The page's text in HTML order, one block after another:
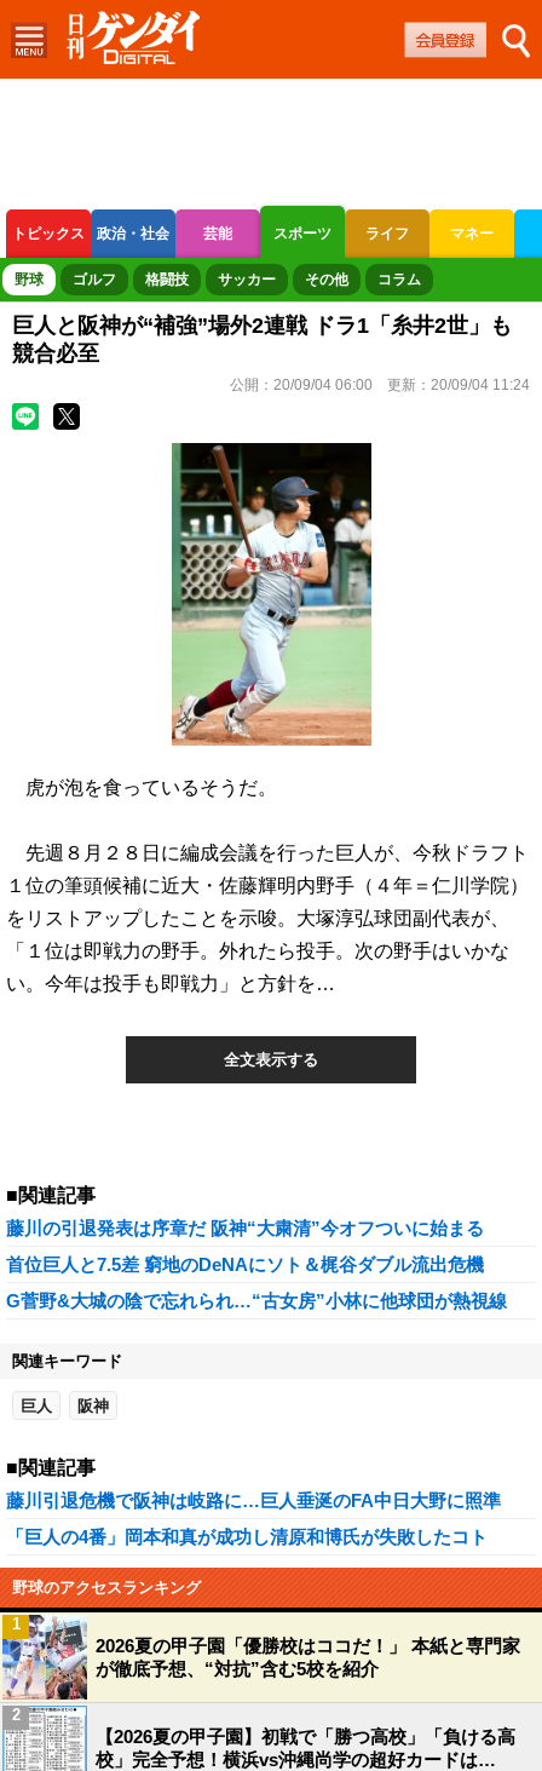
トピックス 政治・社会 芸能 スポーツ ライフ マネー
ボートレース 競輪 オートレース
野球 ゴルフ 格闘技 サッカー その他 コラム
巨人と阪神が“補強”場外2連戦 ドラ1「糸井2世」も
競合必至
公開： 20/09/04 06:00 更新： 20/09/04 11:24
虎が泡を食っているそうだ。
先週８月２８日に編成会議を行った巨人が、今秋ドラフト
１位の筆頭候補に近大・佐藤輝明内野手（４年＝仁川学院）
をリストアップしたことを示唆。大塚淳弘球団副代表が、
「１位は即戦力の野手。外れたら投手。次の野手はいかな
い。今年は投手も即戦力」と方針を…
全文表示する
■関連記事
藤川の引退発表は序章だ 阪神“大粛清”今オフついに始まる
首位巨人と7.5差 窮地のDeNAにソト＆梶谷ダブル流出危機
G菅野&大城の陰で忘れられ…“古女房”小林に他球団が熱視線
関連キーワード
巨人 阪神
■関連記事
藤川引退危機で阪神は岐路に…巨人垂涎のFA中日大野に照準
「巨人の4番」岡本和真が成功し清原和博氏が失敗したコト
野球のアクセスランキング
2026夏の甲子園「優勝校はココだ！」 本紙と専門家
が徹底予想、“対抗”含む5校を紹介
1
【2026夏の甲子園】初戦で「勝つ高校」「負ける高
校」完全予想！横浜vs沖縄尚学の超好カードは…
2